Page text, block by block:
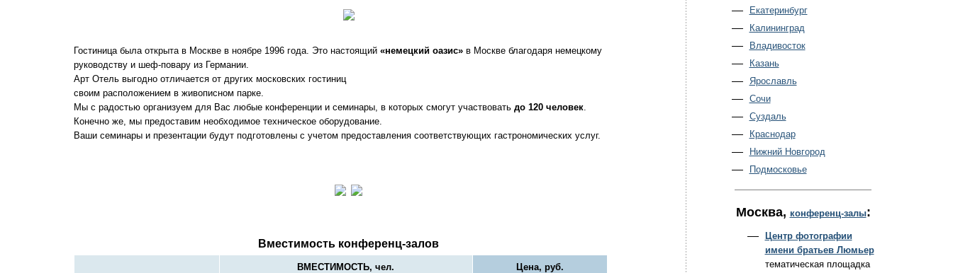
Гостиница была открыта в Москве в ноябре 1996 года. Это настоящий «немецкий оазис»в Москве благодаря немецкому
руководству и шеф-повару из Германии.
Арт Отель выгодно отличается от других московских гостиниц
своим расположением в живописном парке.
Мы с радостью организуем для Вас любые конференции и семинары, в которых смогут участвовать до 120 человек.
Конечно же, мы предоставим необходимое техническое оборудование.
Ваши семинары и презентации будут подготовлены с учетом предоставления соответствующих гастрономических услуг.
Вместимость конференц-залов
ВМЕСТИМОСТЬ, чел.
Цена, руб.
Екатеринбург
Калининград
Владивосток
Казань
Ярославль
Сочи
Суздаль
Краснодар
Нижний Новгород
Подмосковье
Москва, конференц-залы:
Центр фотографии
имени братьев Люмьер
тематическая площадка